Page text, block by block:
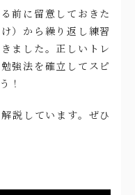
前に留意しておきた
）から繰り返し練習
ました。正しいトレ
強法を確立してスピ
！
説しています。ぜひ